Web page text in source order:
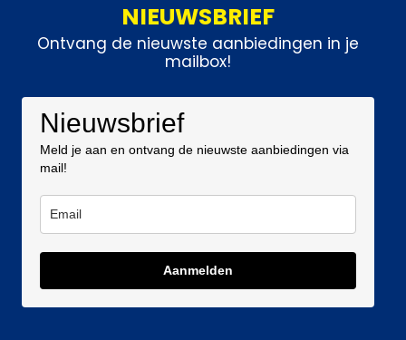
NIEUWSBRIEF
Ontvang de nieuwste aanbiedingen in je
mailbox!
Nieuwsbrief
Meld je aan en ontvang de nieuwste aanbiedingen via
mail!
Aanmelden